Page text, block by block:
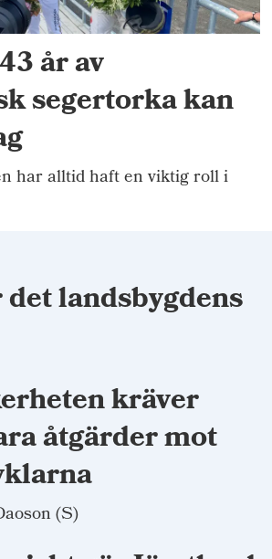
år av
segertorka kan
har alltid haft en viktig roll i
det landsbygdens
kräver
åtgärder mot
(S)